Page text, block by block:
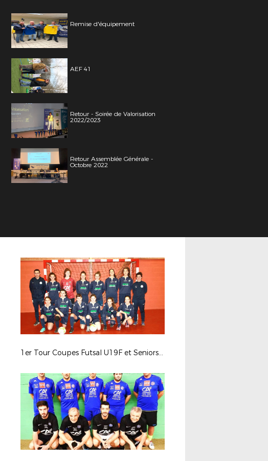
Remise d'équipement
AEF 41
Retour - Soirée de Valorisation
2022/2023
Retour Assemblée Générale -
Octobre 2022
1er Tour Coupes Futsal U19F et Seniors Féminines - 14 janvier 2018